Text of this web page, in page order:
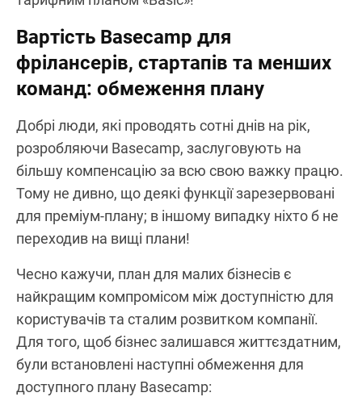
Вартість Basecamp для
фрілансерів, стартапів та менших
команд: обмеження плану
Добрі люди, які проводять сотні днів на рік,
розробляючи Basecamp, заслуговують на
більшу компенсацію за всю свою важку працю.
Тому не дивно, що деякі функції зарезервовані
для преміум-плану; в іншому випадку ніхто б не
переходив на вищі плани!
Чесно кажучи, план для малих бізнесів є
найкращим компромісом між доступністю для
користувачів та сталим розвитком компанії.
Для того, щоб бізнес залишався життєздатним,
були встановлені наступні обмеження для
доступного плану Basecamp: